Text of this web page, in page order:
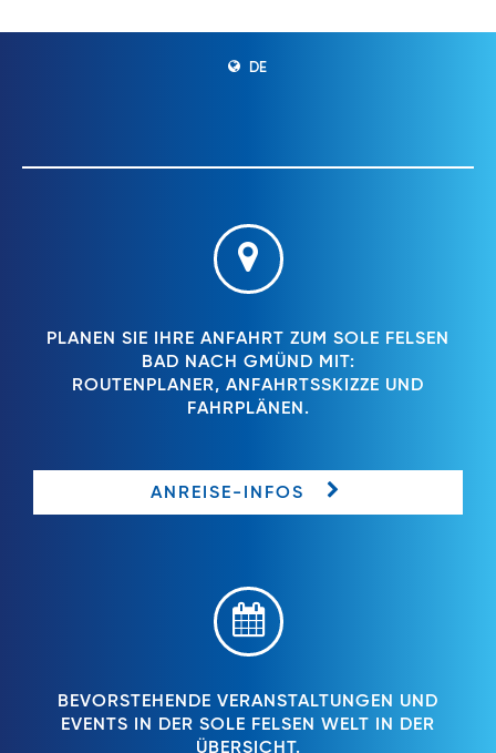
DE
PLANEN SIE IHRE ANFAHRT ZUM SOLE FELSEN
BAD NACH GMÜND MIT:
ROUTENPLANER, ANFAHRTSSKIZZE UND
FAHRPLÄNEN.
ANREISE-INFOS
BEVORSTEHENDE VERANSTALTUNGEN UND
EVENTS IN DER SOLE FELSEN WELT IN DER
ÜBERSICHT.